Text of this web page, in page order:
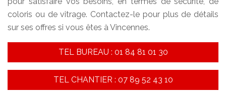
coloris ou de vitrage. Contactez-le pour plus de détails
sur ses offres si vous êtes à Vincennes.
TEL BUREAU : 01 84 81 01 30
TEL CHANTIER : 07 89 52 43 10